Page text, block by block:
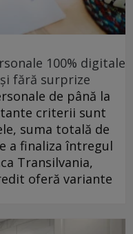
100% digitale
fără surprize
de până la
criterii sunt
suma totală de
a finaliza întregul
Transilvania,
oferă variante